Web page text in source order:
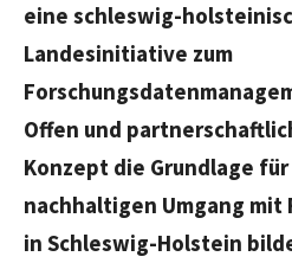
eine schleswig-
Landesinitiative zum
Offen und
Konzept die Grundlage
nachhaltigen Umgang mit
in Schleswig-Holstein